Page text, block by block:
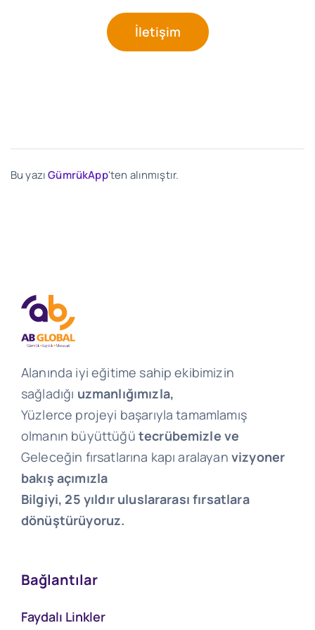
İletişim
Bu yazıGümrükApp'ten alınmıştır.
Alanında iyi eğitime sahip ekibimizin
sağladığı uzmanlığımızla,
Yüzlerce projeyi başarıyla tamamlamış
olmanın büyüttüğü tecrübemizle ve
Geleceğin fırsatlarına kapı aralayan vizyoner
bakış açımızla
Bilgiyi, 25 yıldır uluslararası fırsatlara
dönüştürüyoruz.
Bağlantılar
Faydalı Linkler